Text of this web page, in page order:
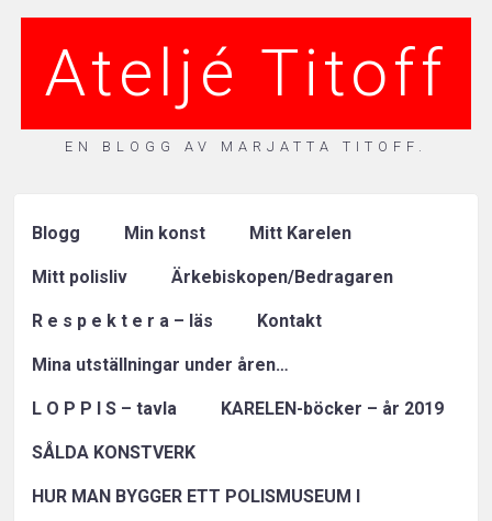
Ateljé Titoff
EN BLOGG AV MARJATTA TITOFF.
Blogg Min konst Mitt Karelen
Mitt polisliv Ärkebiskopen/Bedragaren
R e s p e k t e r a – läs Kontakt
Mina utställningar under åren…
L O P P I S – tavla KARELEN-böcker – år 2019
SÅLDA KONSTVERK
HUR MAN BYGGER ETT POLISMUSEUM I